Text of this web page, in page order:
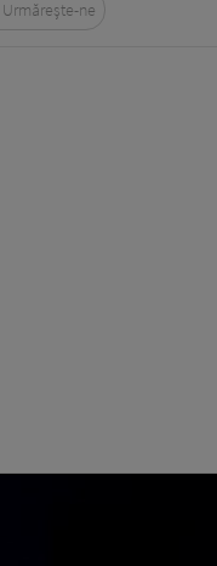
Urmărește-ne